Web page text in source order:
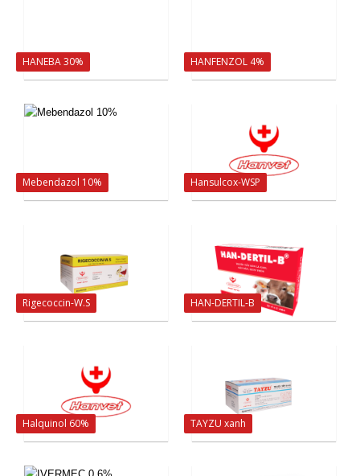
HANEBA 30% HANFENZOL 4%
Mebendazol 10% Hansulcox-WSP
Rigecoccin-W.S HAN-DERTIL-B
Halquinol 60% TAYZU xanh